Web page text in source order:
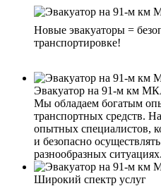
Новые эвакуаторы =
транспортировке!
Эвакуатор на 91-м км
Мы обладаем богатым
транспортных средств.
опытных специалистов,
и безопасно
разнообразных ситуациях.
Широкий спектр услуг